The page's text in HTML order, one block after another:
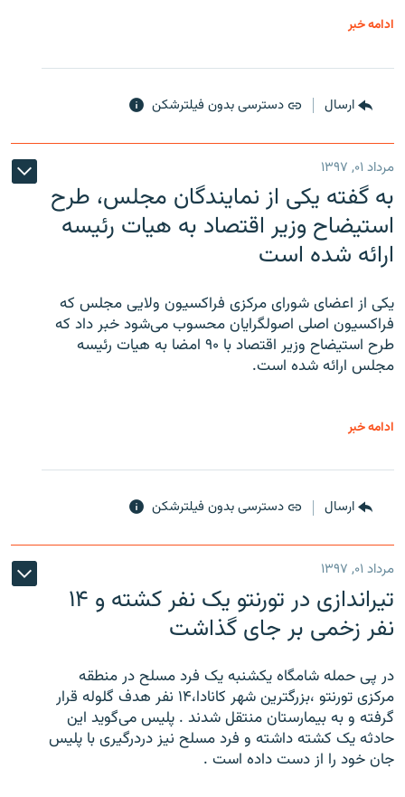
ادامه خبر
ارسال دسترسی بدون فیلترشکن
مرداد ۰۱, ۱۳۹۷
به گفته یکی از نمایندگان مجلس، طرح
استیضاح وزیر اقتصاد به هیات رئیسه
ارائه شده است
یکی از اعضای شورای مرکزی فراکسیون ولایی مجلس که
فراکسیون اصلی اصولگرایان محسوب می‌شود خبر داد که
طرح استیضاح وزیر اقتصاد با ۹۰ امضا به هیات رئیسه
مجلس ارائه شده است.
ادامه خبر
ارسال دسترسی بدون فیلترشکن
مرداد ۰۱, ۱۳۹۷
تیراندازی در تورنتو یک نفر کشته و ۱۴
نفر زخمی بر جای گذاشت
در پی حمله شامگاه یکشنبه یک فرد مسلح در منطقه
مرکزی تورنتو ،‌بزرگترین شهر کانادا،۱۴ نفر هدف گلوله قرار
گرفته و به بیمارستان منتقل شدند . پلیس می‌گوید این
حادثه یک کشته داشته و فرد مسلح نیز دردرگیری با پلیس
جان خود را از دست داده است .